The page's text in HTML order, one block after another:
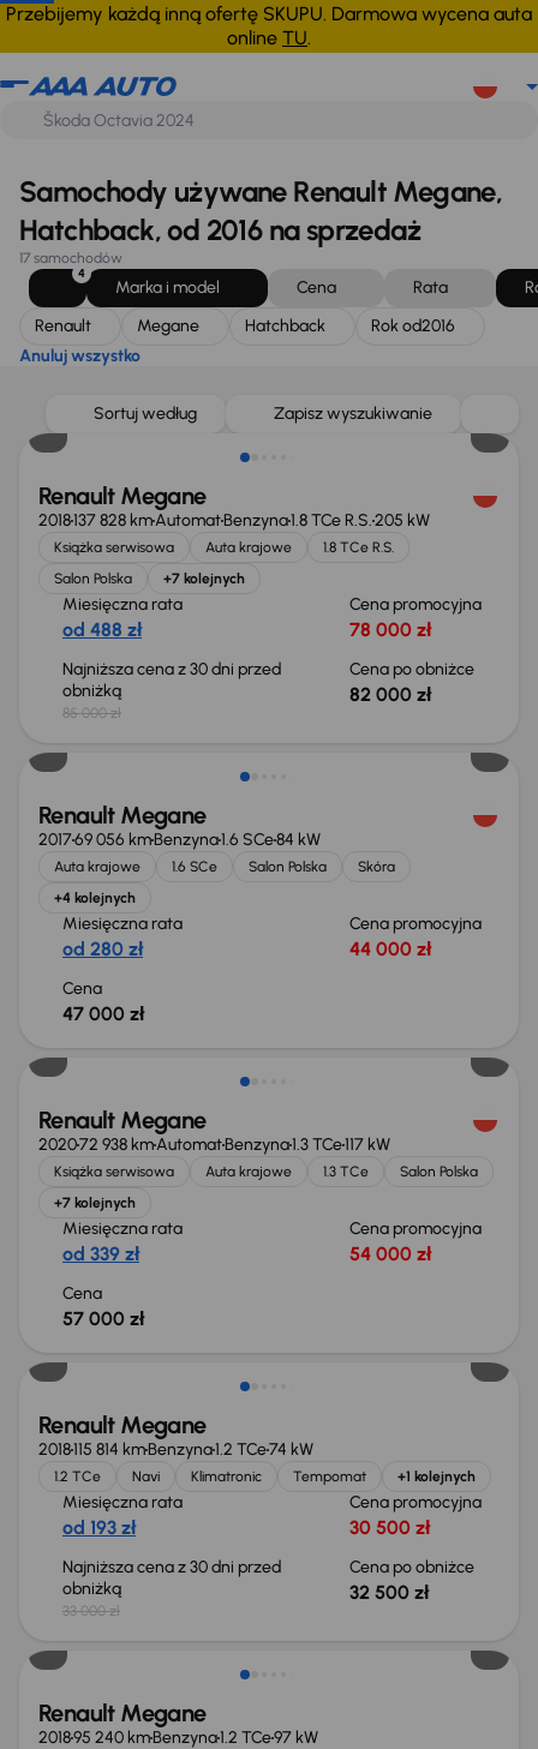
Przebijemy każdą inną ofertę SKUPU. Darmowa wycena auta
online TU.
Renault Megane Hatchback Rok od2016Anuluj wszystko
Samochody używane Renault Megane,
Hatchback, od 2016 na sprzedaż
17 samochodów
4
Marka i model Cena Rata
Renault
Megane Hatchback Rok od2016
Anuluj wszystko
Sortuj według Zapisz wyszukiwanie
Taniej o 3 000 zł
Renault Megane
2018137 828 kmAutomatBenzyna1.8 TCe R.S.205 kW
Książka serwisowa Auta krajowe
1.8 TCe R.S.
Salon Polska
+7 kolejnych
Miesięczna rata
od 488 zł
Cena promocyjna
78 000 zł
Najniższa cena z 30 dni przed
obniżką
85 000 zł
Cena po obniżce
82 000 zł
Renault Megane
201769 056 kmBenzyna1.6 SCe84 kW
Auta krajowe 1.6 SCe Salon Polska
Skóra
+4 kolejnych
Miesięczna rata
od 280 zł
Cena promocyjna
44 000 zł
Cena
47 000 zł
Renault Megane
202072 938 kmAutomatBenzyna1.3 TCe117 kW
Książka serwisowa Auta krajowe 1.3 TCe
Salon Polska
+7 kolejnych
Miesięczna rata
od 339 zł
Cena promocyjna
54 000 zł
Cena
57 000 zł
Taniej o 500 zł
Renault Megane
2018115 814 kmBenzyna1.2 TCe74 kW
1.2 TCe Navi Klimatronic Tempomat +1 kolejnych
Miesięczna rata
od 193 zł
Cena promocyjna
30 500 zł
Najniższa cena z 30 dni przed
obniżką
33 000 zł
Cena po obniżce
32 500 zł
Renault Megane
201895 240 kmBenzyna1.2 TCe97 kW